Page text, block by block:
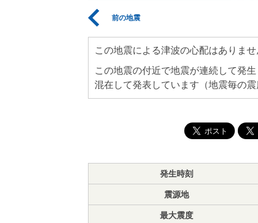
前の地震
この地震による津波の心配はありませ
この地震の付近で地震が連続して発
混在して発表しています（地震毎の
発生時刻
震源地
最大震度